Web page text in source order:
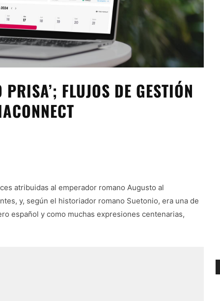
PRISA’; FLUJOS DE GESTIÓN
atribuidas al emperador romano Augusto al
y, según el historiador romano Suetonio, era una de
español y como muchas expresiones centenarias,